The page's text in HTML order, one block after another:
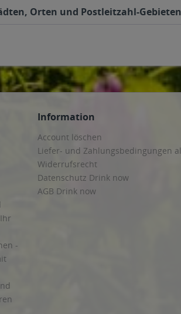
Orten und Postleitzahl-
-
Information
Account löschen
Liefer- und Zahlungsbedingungen
Widerrufsrecht
Datenschutz Drink now
AGB Drink now